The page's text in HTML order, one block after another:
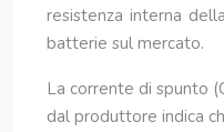
resistenza interna
batterie sul mercato.
La corrente di spunto
dal produttore indica